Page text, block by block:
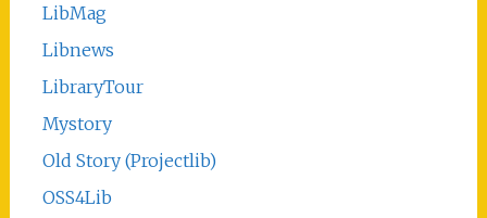
LibMag
Libnews
LibraryTour
Mystory
Old Story (Projectlib)
OSS4Lib